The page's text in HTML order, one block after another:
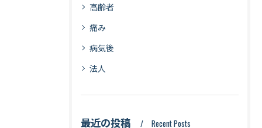
高齢者
痛み
病気後
法人
最近の投稿 Recent Posts